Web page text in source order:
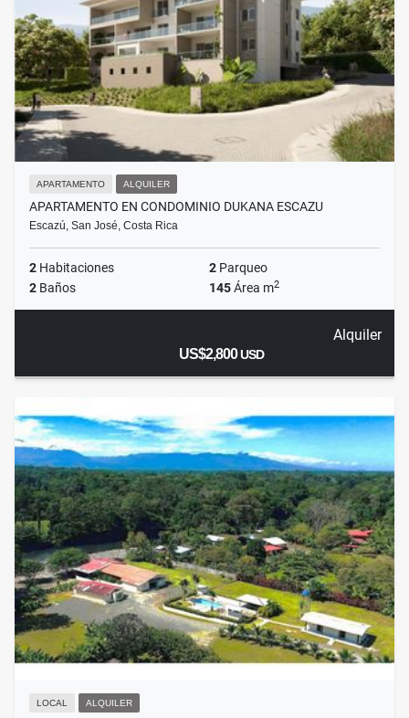
APARTAMENTO ALQUILER
APARTAMENTO EN CONDOMINIO DUKANA ESCAZU
Escazú, San José, Costa Rica
2 Habitaciones 2 Parqueo
2 Baños 145Área m2
Alquiler
US$2,800USD
LOCAL ALQUILER